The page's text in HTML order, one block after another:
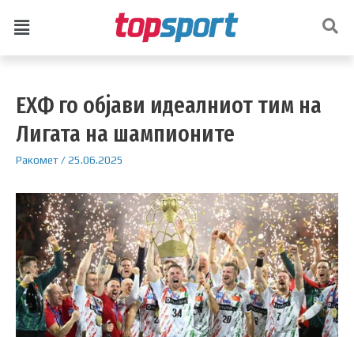
ЕХФ го објави идеалниот тим на
Лигата на шампионите
Ракомет/25.06.2025